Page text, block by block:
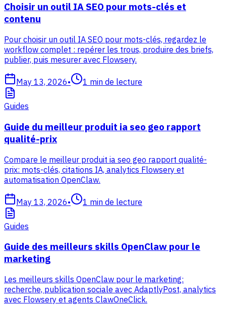
Choisir un outil IA SEO pour mots-clés et
contenu
Pour choisir un outil IA SEO pour mots-clés, regardez le
workflow complet : repérer les trous, produire des briefs,
publier, puis mesurer avec Flowsery.
May 13, 2026• 1 min de lecture
Guides
Guide du meilleur produit ia seo geo rapport
qualité-prix
Compare le meilleur produit ia seo geo rapport qualité-
prix: mots-clés, citations IA, analytics Flowsery et
automatisation OpenClaw.
May 13, 2026• 1 min de lecture
Guides
Guide des meilleurs skills OpenClaw pour le
marketing
Les meilleurs skills OpenClaw pour le marketing:
recherche, publication sociale avec AdaptlyPost, analytics
avec Flowsery et agents ClawOneClick.